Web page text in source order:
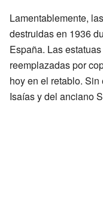
Lamentablemente,
destruidas en 1936
España. Las
reemplazadas por
hoy en el retablo.
Isaías y del anciano